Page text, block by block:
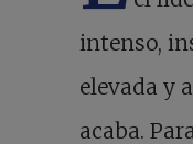
intenso,
elevada y
acaba.